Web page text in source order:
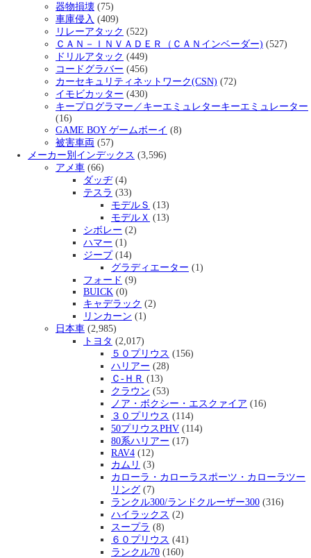
器物損壊 (75)
車庫侵入 (409)
リレーアタック (522)
ＣＡＮ－ＩＮＶＡＤＥＲ（ＣＡＮインベーダー) (527)
ドリルアタック (449)
コードグラバー (456)
カーセキュリティネットワーク(CSN) (72)
イモビカッター (430)
キープログラマー／キーエミュレターキーエミュレーター
(16)
GAME BOY ゲームボーイ (8)
被害車両 (57)
メーカー別インデックス (3,596)
アメ車 (66)
ダッヂ(4)
テスラ (33)
モデルＳ (13)
モデルＸ (13)
シボレー (2)
ハマー (1)
ジープ(14)
グラディエーター (1)
フォード (9)
BUICK (0)
キャデラック (2)
リンカーン (1)
日本車 (2,985)
トヨタ (2,017)
５０プリウス (156)
ハリアー (28)
Ｃ-ＨＲ (13)
クラウン (53)
ノア・ボクシー・エスクァイア (16)
３０プリウス (114)
50プリウスPHV (114)
80系ハリアー (17)
RAV4 (12)
カムリ (3)
カローラ・カローラスポーツ・カローラツー
リング (7)
ランクル300/ランドクルーザー300 (316)
ハイラックス (2)
スープラ (8)
６０プリウス (41)
ランクル70 (160)